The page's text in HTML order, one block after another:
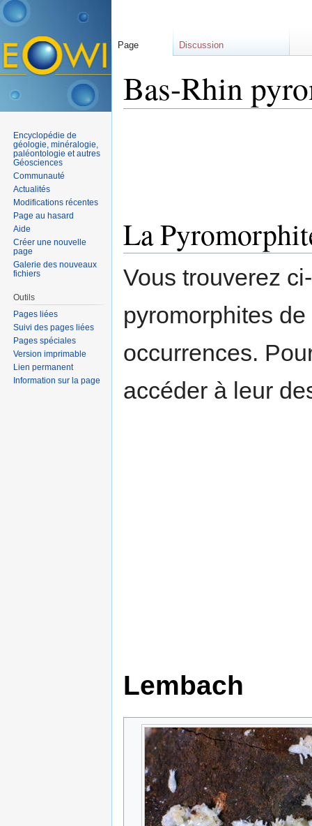
Bas-Rhin
La
Vous trouverez
pyromorphites
occurrences.
accéder à leur
Lembach
Page Discussion
Encyclopédie de
géologie, minéralogie,
paléontologie et autres
Géosciences
Communauté
Actualités
Modifications récentes
Page au hasard
Aide
Créer une nouvelle
page
Galerie des nouveaux
fichiers
Outils
Pages liées
Suivi des pages liées
Pages spéciales
Version imprimable
Lien permanent
Information sur la page